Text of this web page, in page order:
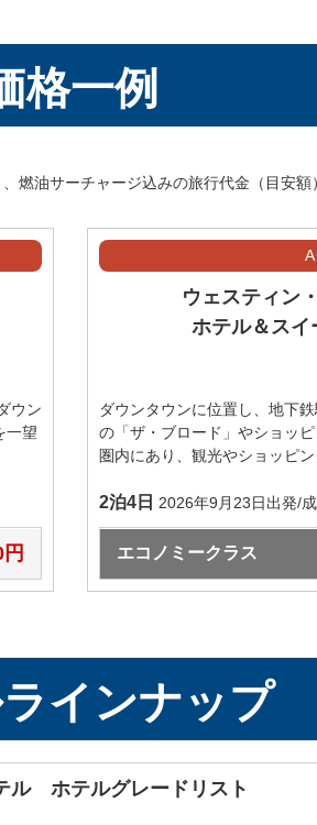
San Diego
コロラド・ロッ
Colorado Rockies™
シアトル・マリ
ボストン・レッ
格一例
油サーチャージ込みの旅行代金（目安額
ウン
一望
ウェスティン
ホテル＆スイ
ダウンタウンに位置し、地下
の「ザ・ブロード」やショッ
圏内にあり、観光やショッピン
2泊4日 2026年9月23日出発/
エコノミークラス
インナップ
ル ホテルグレードリスト